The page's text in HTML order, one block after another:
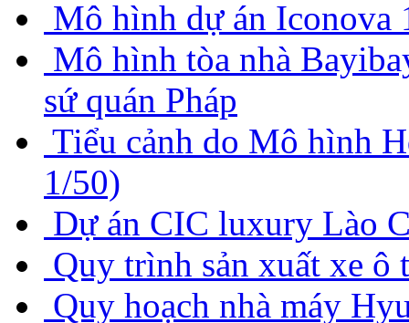
Mô hình dự án Iconova
Mô hình tòa nhà
sứ quán Pháp
Tiểu cảnh do Mô hình
1/50)
Dự án CIC luxury Lào
Quy trình sản xuất xe ô
Quy hoạch nhà máy